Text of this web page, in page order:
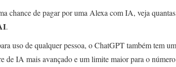
chance de pagar por uma Alexa com IA, veja
.
uso de qualquer pessoa, o ChatGPT também tem
de IA mais avançado e um limite maior para o